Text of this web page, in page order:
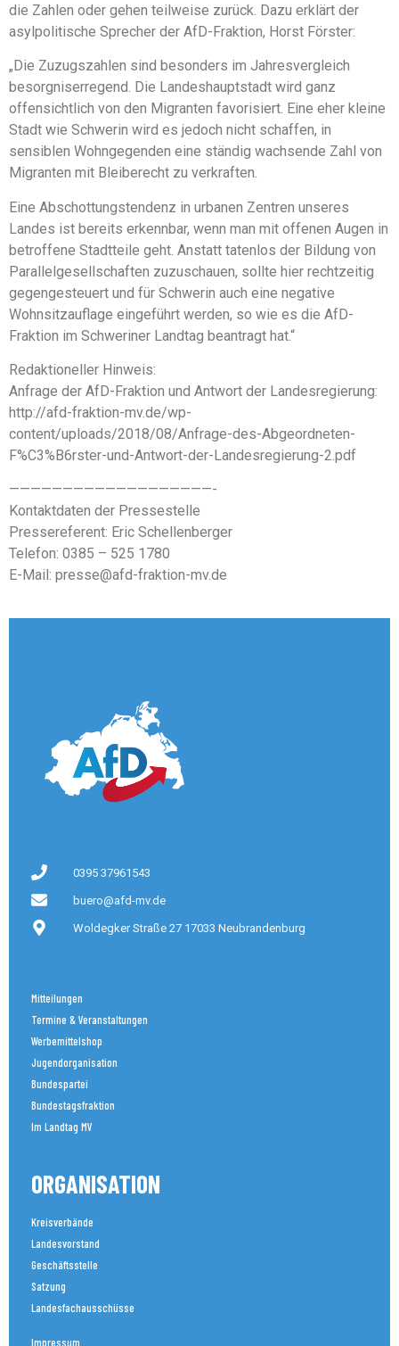
die Zahlen oder gehen teilweise zurück. Dazu erklärt der
asylpolitische Sprecher der AfD-Fraktion, Horst Förster:
„Die Zuzugszahlen sind besonders im Jahresvergleich
besorgniserregend. Die Landeshauptstadt wird ganz
offensichtlich von den Migranten favorisiert. Eine eher kleine
Stadt wie Schwerin wird es jedoch nicht schaffen, in
sensiblen Wohngegenden eine ständig wachsende Zahl von
Migranten mit Bleiberecht zu verkraften.
Eine Abschottungstendenz in urbanen Zentren unseres
Landes ist bereits erkennbar, wenn man mit offenen Augen in
betroffene Stadtteile geht. Anstatt tatenlos der Bildung von
Parallelgesellschaften zuzuschauen, sollte hier rechtzeitig
gegengesteuert und für Schwerin auch eine negative
Wohnsitzauflage eingeführt werden, so wie es die AfD-
Fraktion im Schweriner Landtag beantragt hat.“
Redaktioneller Hinweis:
Anfrage der AfD-Fraktion und Antwort der Landesregierung:
http://afd-fraktion-mv.de/wp-
content/uploads/2018/08/Anfrage-des-Abgeordneten-
F%C3%B6rster-und-Antwort-der-Landesregierung-2.pdf
———————————————————-
Kontaktdaten der Pressestelle
Pressereferent: Eric Schellenberger
Telefon: 0385 – 525 1780
E-Mail: presse@afd-fraktion-mv.de
0395 37961543
buero@afd-mv.de
Woldegker Straße 27 17033 Neubrandenburg
Mitteilungen
Termine & Veranstaltungen
Werbemittelshop
Jugendorganisation
Bundespartei
Bundestagsfraktion
Im Landtag MV
ORGANISATION
Kreisverbände
Landesvorstand
Geschäftsstelle
Satzung
Landesfachausschüsse
Impressum